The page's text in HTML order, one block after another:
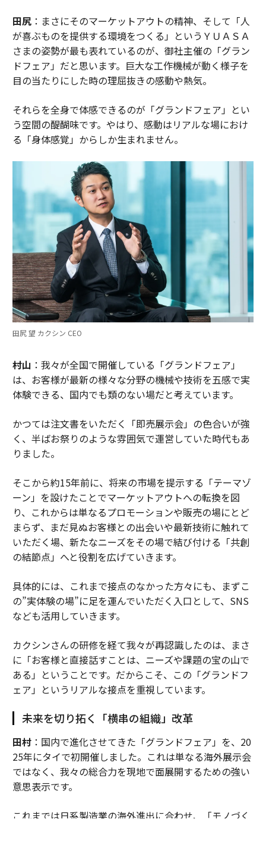
田尻：まさにそのマーケットアウトの精神、そして「人
が喜ぶものを提供する環境をつくる」というＹＵＡＳＡ
さまの姿勢が最も表れているのが、御社主催の「グラン
ドフェア」だと思います。巨大な工作機械が動く様子を
目の当たりにした時の理屈抜きの感動や熱気。
それらを全身で体感できるのが「グランドフェア」とい
う空間の醍醐味です。やはり、感動はリアルな場におけ
る「身体感覚」からしか生まれません。
田尻 望 カクシン CEO
村山 ：我々が全国で開催している「グランドフェア」
は、お客様が最新の様々な分野の機械や技術を五感で実
体験できる、国内でも類のない場だと考えています。
かつては注文書をいただく「即売展示会」の色合いが強
く、半ばお祭りのような雰囲気で運営していた時代もあ
りました。
そこから約15年前に、将来の市場を提示する「テーマゾ
ーン」を設けたことでマーケットアウトへの転換を図
り、これからは単なるプロモーションや販売の場にとど
まらず、まだ見ぬお客様との出会いや最新技術に触れて
いただく場、新たなニーズをその場で結び付ける「共創
の結節点」へと役割を広げていきます。
具体的には、これまで接点のなかった方々にも、まずこ
の”実体験の場”に足を運んでいただく入口として、SNS
なども活用していきます。
カクシンさんの研修を経て我々が再認識したのは、まさ
に「お客様と直接話すことは、ニーズや課題の宝の山で
ある」ということです。だからこそ、この「グランドフ
ェア」というリアルな接点を重視しています。
未来を切り拓く「横串の組織」改革
田村：国内で進化させてきた「グランドフェア」を、20
25年にタイで初開催しました。これは単なる海外展示会
ではなく、我々の総合力を現地で面展開するための強い
意思表示です。
これまでは日系製造業の海外進出に合わせ、「モノづく